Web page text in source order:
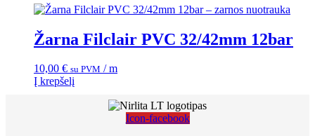
Žarna Filclair PVC 32/42mm 12bar
10,00 € su PVM / m
Į krepšelį
Icon-facebook